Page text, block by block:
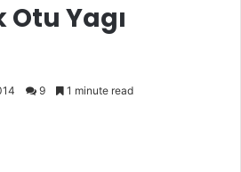
Otu Yagı
9 1 minute read